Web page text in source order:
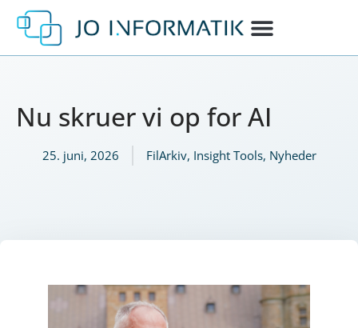
Nu skruer vi op for AI
25. juni, 2026 FilArkiv, Insight Tools, Nyheder